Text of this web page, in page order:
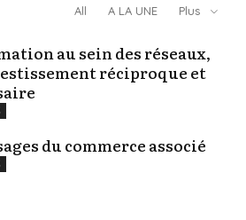
All A LA UNE Plus
au sein des réseaux,
réciproque et
du commerce associé